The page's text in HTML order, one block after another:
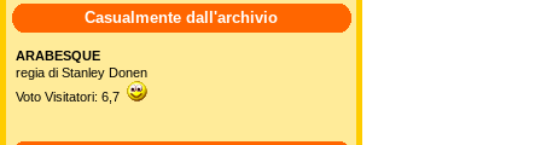
Casualmente dall'archivio
ARABESQUE
regia di Stanley Donen
Voto Visitatori: 6,7